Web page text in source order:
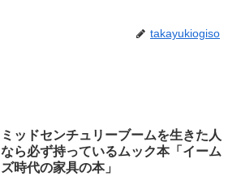
takayukiogiso
ミッドセンチュリーブームを生きた人
なら必ず持っているムック本「イーム
ズ時代の家具の本」